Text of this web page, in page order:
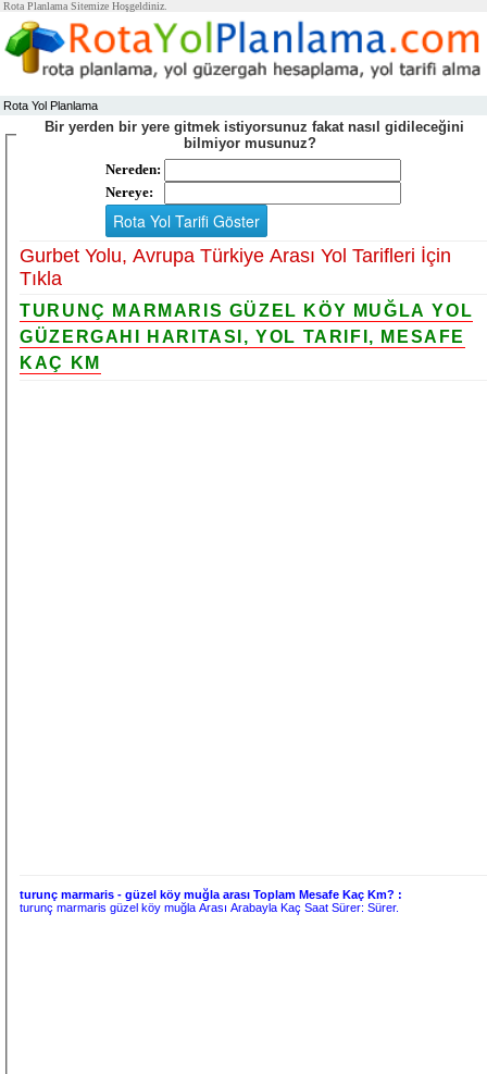
Rota Planlama Sitemize Hoşgeldiniz.
Rota Yol Planlama
Bir yerden bir yere gitmek istiyorsunuz fakat nasıl gidileceğini
bilmiyor musunuz?
Nereden:
Nereye:
Gurbet Yolu, Avrupa Türkiye Arası Yol Tarifleri İçin
Tıkla
TURUNÇ MARMARIS GÜZEL KÖY MUĞLA YOL
GÜZERGAHI HARITASI, YOL TARIFI, MESAFE
KAÇ KM
turunç marmaris - güzel köy muğla arası Toplam Mesafe Kaç Km? :
turunç marmaris güzel köy muğla Arası Arabayla Kaç Saat Sürer:Sürer.